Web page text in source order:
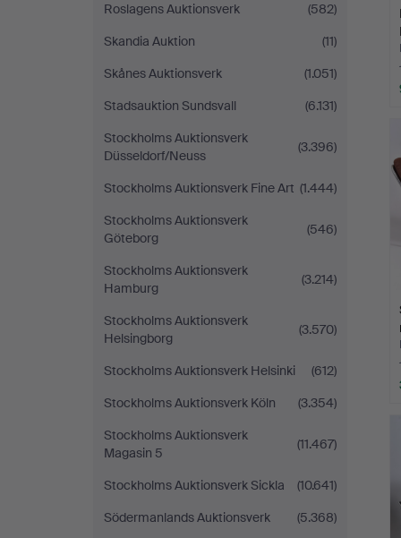
Roslagens Auktionsverk
(582)
Skandia Auktion
(11)
Skånes Auktionsverk
(1.051)
Stadsauktion Sundsvall
(6.131)
Stockholms Auktionsverk
Düsseldorf/Neuss
(3.396)
Stockholms Auktionsverk Fine Art (1.444)
Stockholms Auktionsverk
Göteborg
(546)
Stockholms Auktionsverk
Hamburg
(3.214)
Stockholms Auktionsverk
Helsingborg
(3.570)
Stockholms Auktionsverk Helsinki
(612)
Stockholms Auktionsverk Köln
(3.354)
Stockholms Auktionsverk
Magasin 5
(11.467)
Stockholms Auktionsverk Sickla
(10.641)
Södermanlands Auktionsverk
(5.368)